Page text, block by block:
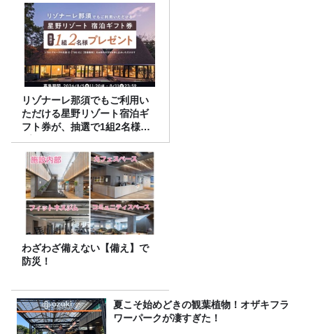
リゾナーレ那須でもご利用い
ただける星野リゾート宿泊ギ
フト券が、抽選で1組2名様に
プレゼント！
わざわざ備えない【備え】で
防災！
夏こそ始めどきの観葉植物！オザキフラ
ワーパークが凄すぎた！